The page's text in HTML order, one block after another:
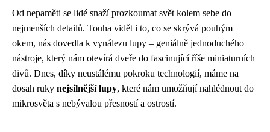
Od nepaměti se lidé snaží prozkoumat svět kolem sebe do
nejmenších detailů. Touha vidět i to, co se skrývá pouhým
okem, nás dovedla k vynálezu lupy – geniálně jednoduchého
nástroje, který nám otevírá dveře do fascinující říše miniaturních
divů. Dnes, díky neustálému pokroku technologií, máme na
dosah ruky nejsilnější lupy, které nám umožňují nahlédnout do
mikrosvěta s nebývalou přesností a ostrostí.